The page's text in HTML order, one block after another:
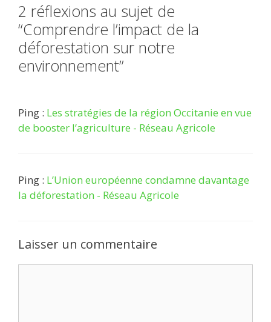
2 réflexions au sujet de
“Comprendre l’impact de la
déforestation sur notre
environnement”
Ping : Les stratégies de la région Occitanie en vue
de booster l’agriculture - Réseau Agricole
Ping : L’Union européenne condamne davantage
la déforestation - Réseau Agricole
Laisser un commentaire